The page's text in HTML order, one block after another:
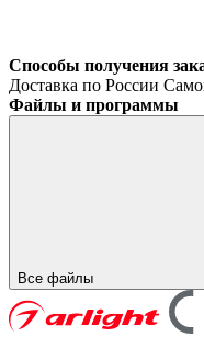
Способы получения
Доставка по России
Файлы и программы
Все файлы